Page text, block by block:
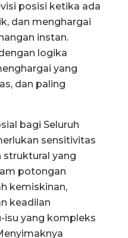
posisi ketika ada
dan menghargai
instan.
logika
yang
dan paling
bagi Seluruh
sensitivitas
yang
potongan
kemiskinan,
keadilan
isu yang kompleks